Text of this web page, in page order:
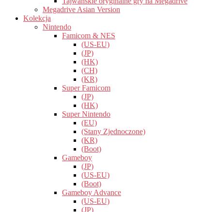
Megadrive Asian Version
Kolekcja
Nintendo
Famicom & NES
(US-EU)
(JP)
(HK)
(CH)
(KR)
Super Famicom
(JP)
(HK)
Super Nintendo
(EU)
(Stany Zjednoczone)
(KR)
(Boot)
Gameboy
(JP)
(US-EU)
(Boot)
Gameboy Advance
(US-EU)
(JP)